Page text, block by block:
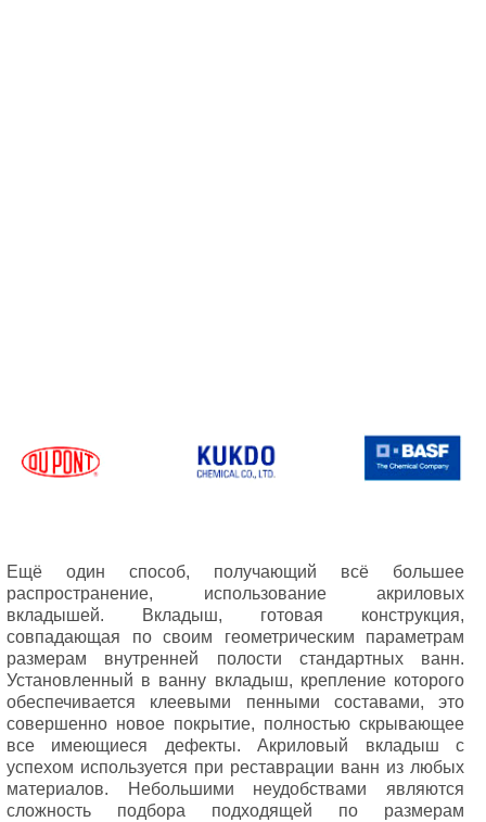
Ещё один способ, получающий всё большее
распространение, использование акриловых
вкладышей. Вкладыш, готовая конструкция,
совпадающая по своим геометрическим параметрам
размерам внутренней полости стандартных ванн.
Установленный в ванну вкладыш, крепление которого
обеспечивается клеевыми пенными составами, это
совершенно новое покрытие, полностью скрывающее
все имеющиеся дефекты. Акриловый вкладыш с
успехом используется при реставрации ванн из любых
материалов. Небольшими неудобствами являются
сложность подбора подходящей по размерам